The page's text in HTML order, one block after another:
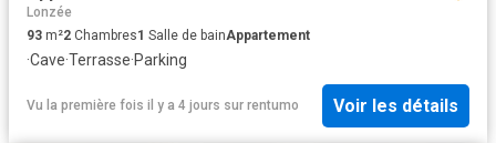
Lonzée
93 m²2 Chambres1 Salle de bainAppartement
·Cave·Terrasse·Parking
Vu la première fois il y a 4 jours sur rentumo Voir les détails